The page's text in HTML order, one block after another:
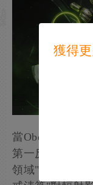
當Oberon的重
第一反應是"終
領域"如今能穩
獲得